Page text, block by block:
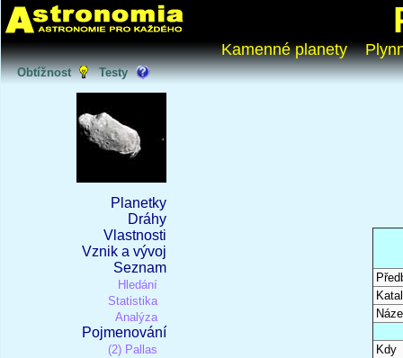
Kamenné planety
Obtížnost Testy
Planetky
Dráhy
Vlastnosti
Vznik a vývoj
Seznam
Hledání
Statistika
Analýza
Pojmenování
(2) Pallas
Kdy